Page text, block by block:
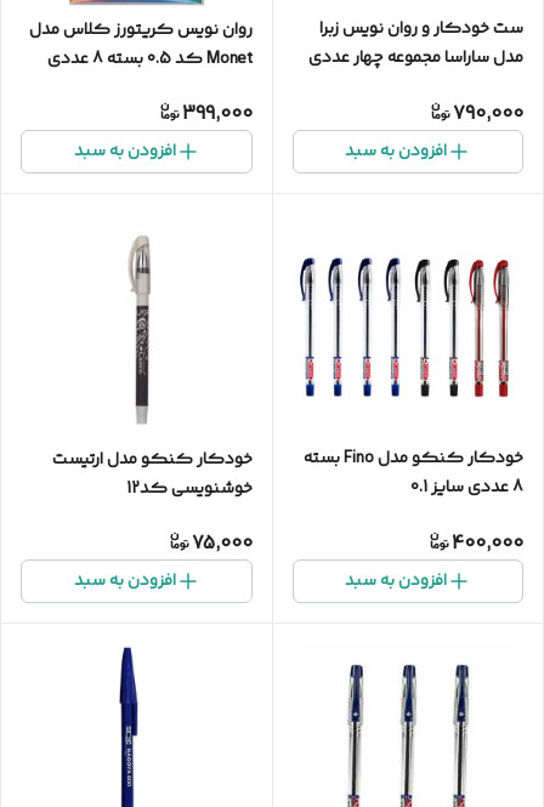
ست خودکار و روان نویس زبرا
مدل ساراسا مجموعه چهار عددی
790,000
افزودن به سبد
روان نویس کریتورز کلاس مدل
Monet کد 0.5 بسته 8 عددی
399,000
افزودن به سبد
خودکار کنکو مدل Fino بسته
8 عددی سایز 0.1
400,000
افزودن به سبد
خودکار کنکو مدل ارتیست
خوشنویسی کد12
75,000
افزودن به سبد